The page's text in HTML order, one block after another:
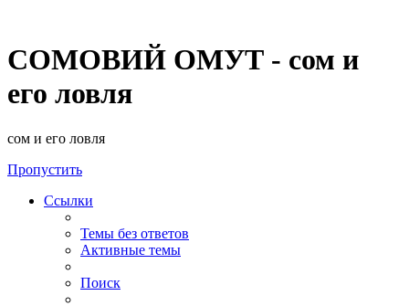
СОМОВИЙ ОМУТ - сом и
его ловля
сом и его ловля
Пропустить
Ссылки
Темы без ответов
Активные темы
Поиск